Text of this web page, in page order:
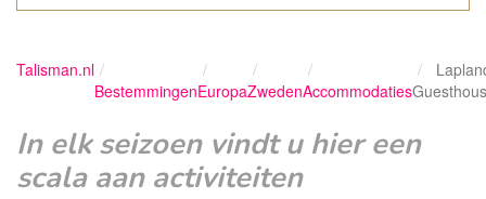
Talisman.nl
BestemmingenEuropaZwedenAccommodaties
In elk seizoen vindt u hier een
scala aan activiteiten